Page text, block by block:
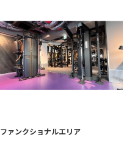
ファンクショナルエリア